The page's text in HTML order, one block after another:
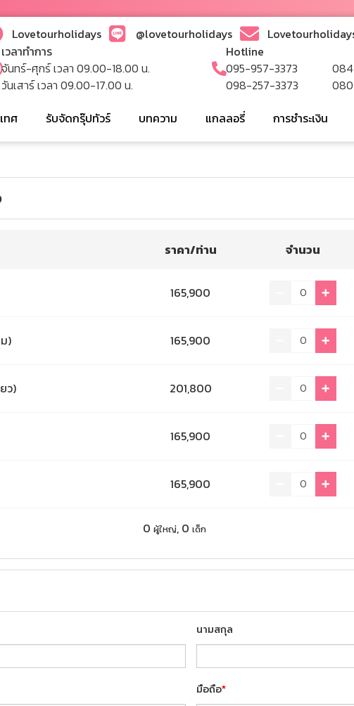
Lovetourholidays @lovetourholidays
เวลาทำการ
จันทร์-ศุกร์ เวลา 09.00-18.00 น.
วันเสาร์ เวลา 09.00-17.00 น.
Hotline
095-957-3373
098-257-3373
ทศ รับจัดกรุ๊ปทัวร์ บทความ แกลลอรี่ การชำระเงิน
ราคา/ท่าน จำนวน
165,900
) 165,900
ว) 201,800
165,900
165,900
0 ผู้ใหญ่, 0 เด็ก
นามสกุล
มือถือ*